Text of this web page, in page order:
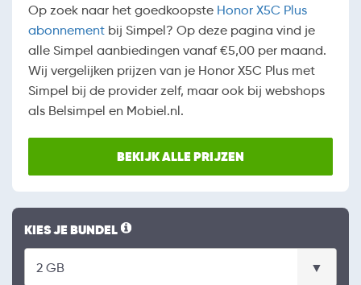
Op zoek naar het goedkoopste Honor X5C Plus
abonnement bij Simpel? Op deze pagina vind je
alle Simpel aanbiedingen vanaf €5,00 per maand.
Wij vergelijken prijzen van je Honor X5C Plus met
Simpel bij de provider zelf, maar ook bij webshops
als Belsimpel en Mobiel.nl.
BEKIJK ALLE PRIJZEN
KIES JE BUNDEL